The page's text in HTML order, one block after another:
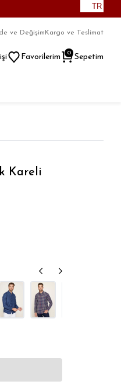
TR
ve Değişim Kargo ve Teslimat
Favorilerim Sepetim
0
Kareli